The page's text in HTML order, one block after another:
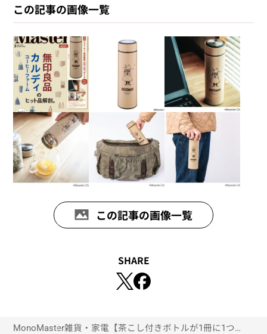
この記事の画像一覧
この記事の画像一覧
SHARE
MonoMaster雑貨・家電 【茶こし付きボトルが1冊に1つ付い